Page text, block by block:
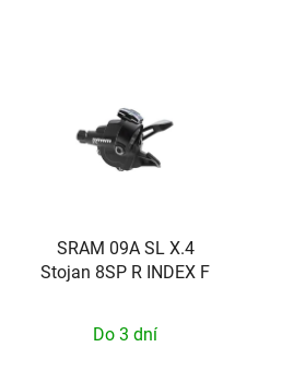
SRAM 09A SL X.4
Stojan 8SP R INDEX F
Do 3 dní